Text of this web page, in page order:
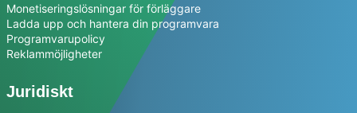
Monetiseringslösningar för förläggare
Ladda upp och hantera din programvara
Programvarupolicy
Reklammöjligheter
Juridiskt